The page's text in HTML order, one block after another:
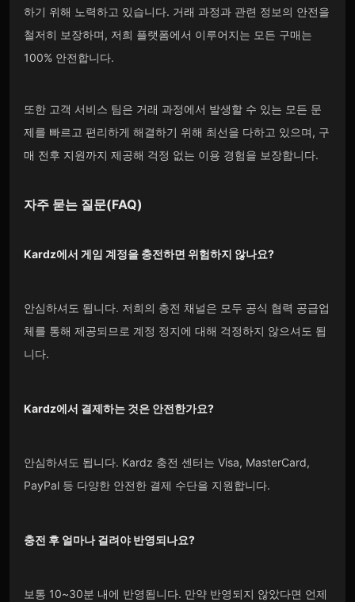
하기 위해 노력하고 있습니다. 거래 과정과 관련 정보의 안전을
철저히 보장하며, 저희 플랫폼에서 이루어지는 모든 구매는
100% 안전합니다.
또한 고객 서비스 팀은 거래 과정에서 발생할 수 있는 모든 문
제를 빠르고 편리하게 해결하기 위해 최선을 다하고 있으며, 구
매 전후 지원까지 제공해 걱정 없는 이용 경험을 보장합니다.
자주 묻는 질문(FAQ)
Kardz에서 게임 계정을 충전하면 위험하지 않나요?
안심하셔도 됩니다. 저희의 충전 채널은 모두 공식 협력 공급업
체를 통해 제공되므로 계정 정지에 대해 걱정하지 않으셔도 됩
니다.
Kardz에서 결제하는 것은 안전한가요?
안심하셔도 됩니다. Kardz 충전 센터는 Visa, MasterCard,
PayPal 등 다양한 안전한 결제 수단을 지원합니다.
충전 후 얼마나 걸려야 반영되나요?
보통 10~30분 내에 반영됩니다. 만약 반영되지 않았다면 언제